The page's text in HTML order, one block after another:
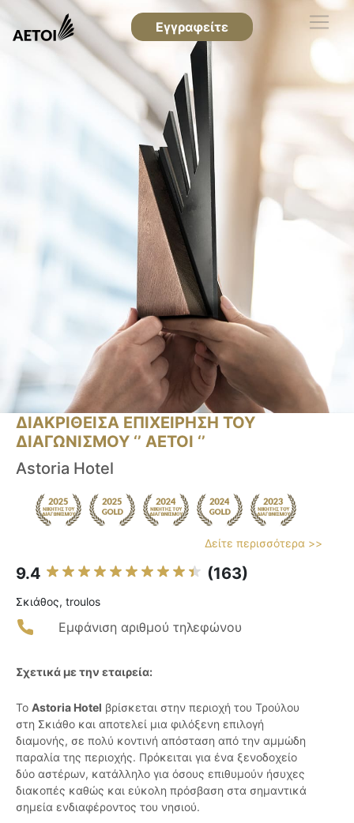
Εγγραφείτε
ΔΙΑΚΡΙΘΕΙΣΑ ΕΠΙΧΕΙΡΗΣΗ ΤΟΥ
ΔΙΑΓΩΝΙΣΜΟΥ ‘’ ΑΕΤΟΙ ‘’
Astoria Hotel
Δείτε περισσότερα >>
9.4 (163)
Σκιάθος, troulos
Εμφάνιση αριθμού τηλεφώνου
Σχετικά με την εταιρεία:
Το Astoria Hotel βρίσκεται στην περιοχή του Τρούλου
στη Σκιάθο και αποτελεί μια φιλόξενη επιλογή
διαμονής, σε πολύ κοντινή απόσταση από την αμμώδη
παραλία της περιοχής. Πρόκειται για ένα ξενοδοχείο
δύο αστέρων, κατάλληλο για όσους επιθυμούν ήσυχες
διακοπές καθώς και εύκολη πρόσβαση στα σημαντικά
σημεία ενδιαφέροντος του νησιού.